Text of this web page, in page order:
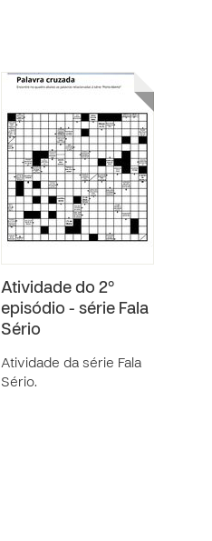
Atividade do 2º
episódio - série Fala
Sério
Atividade da série Fala
Sério.